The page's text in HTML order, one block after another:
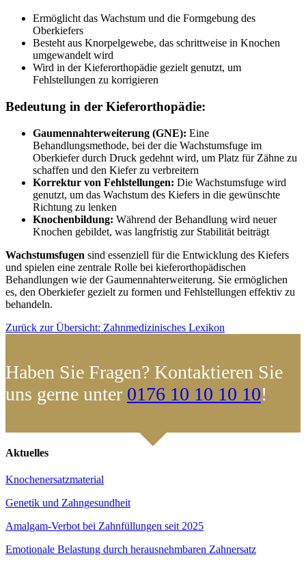
Ermöglicht das Wachstum und die Formgebung des
Oberkiefers
Besteht aus Knorpelgewebe, das schrittweise in Knochen
umgewandelt wird
Wird in der Kieferorthopädie gezielt genutzt, um
Fehlstellungen zu korrigieren
Bedeutung in der Kieferorthopädie:
Gaumennahterweiterung (GNE): Eine
Behandlungsmethode, bei der die Wachstumsfuge im
Oberkiefer durch Druck gedehnt wird, um Platz für Zähne zu
schaffen und den Kiefer zu verbreitern
Korrektur von Fehlstellungen: Die Wachstumsfuge wird
genutzt, um das Wachstum des Kiefers in die gewünschte
Richtung zu lenken
Knochenbildung: Während der Behandlung wird neuer
Knochen gebildet, was langfristig zur Stabilität beiträgt
Wachstumsfugen sind essenziell für die Entwicklung des Kiefers
und spielen eine zentrale Rolle bei kieferorthopädischen
Behandlungen wie der Gaumennahterweiterung. Sie ermöglichen
es, den Oberkiefer gezielt zu formen und Fehlstellungen effektiv zu
behandeln.
Zurück zur Übersicht: Zahnmedizinisches Lexikon
Haben Sie Fragen? Kontaktieren Sie
uns gerne unter 0176 10 10 10 10!
Aktuelles
Knochenersatzmaterial
Genetik und Zahngesundheit
Amalgam-Verbot bei Zahnfüllungen seit 2025
Emotionale Belastung durch herausnehmbaren Zahnersatz